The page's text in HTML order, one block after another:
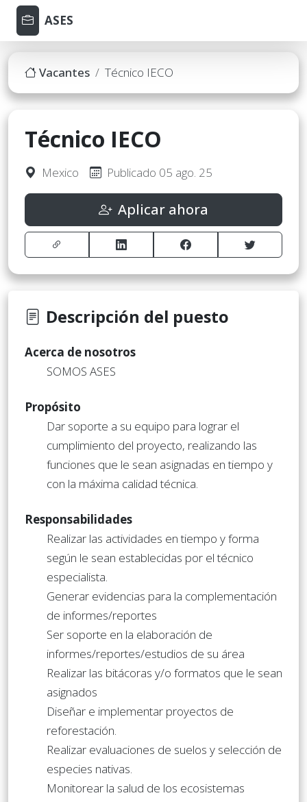
ASES
Vacantes Técnico IECO
Técnico IECO
Mexico Publicado 05 ago. 25
Aplicar ahora
Descripción del puesto
Acerca de nosotros
SOMOS ASES
Propósito
Dar soporte a su equipo para lograr el
cumplimiento del proyecto, realizando las
funciones que le sean asignadas en tiempo y
con la máxima calidad técnica.
Responsabilidades
Realizar las actividades en tiempo y forma
según le sean establecidas por el técnico
especialista.
Generar evidencias para la complementación
de informes/reportes
Ser soporte en la elaboración de
informes/reportes/estudios de su área
Realizar las bitácoras y/o formatos que le sean
asignados
Diseñar e implementar proyectos de
reforestación.
Realizar evaluaciones de suelos y selección de
especies nativas.
Monitorear la salud de los ecosistemas